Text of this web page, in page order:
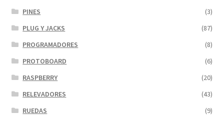
PINES
(3)
PLUG Y JACKS
(87)
PROGRAMADORES
(8)
PROTOBOARD
(6)
RASPBERRY
(20)
RELEVADORES
(43)
RUEDAS
(9)